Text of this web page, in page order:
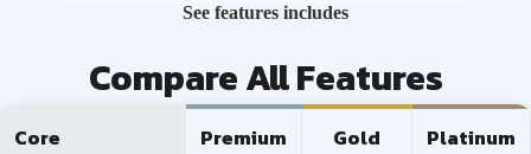
See features includes
Compare All Features
Core Premium Gold Platinum